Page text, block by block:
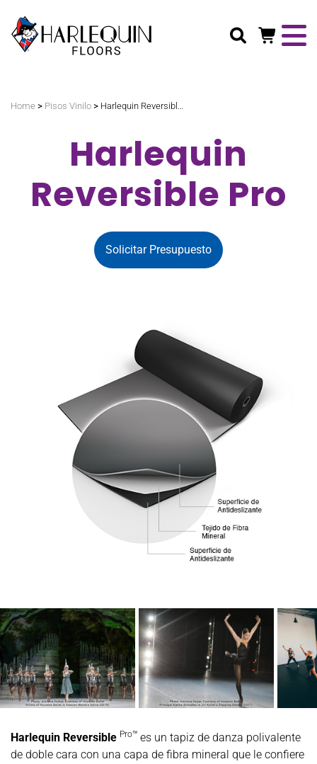
Home > Pisos Vinilo > Harlequin Reversible Pro
Harlequin
Reversible Pro
Solicitar Presupuesto
Harlequin Reversible Pro™ es un tapiz de danza polivalente
de doble cara con una capa de fibra mineral que le confiere